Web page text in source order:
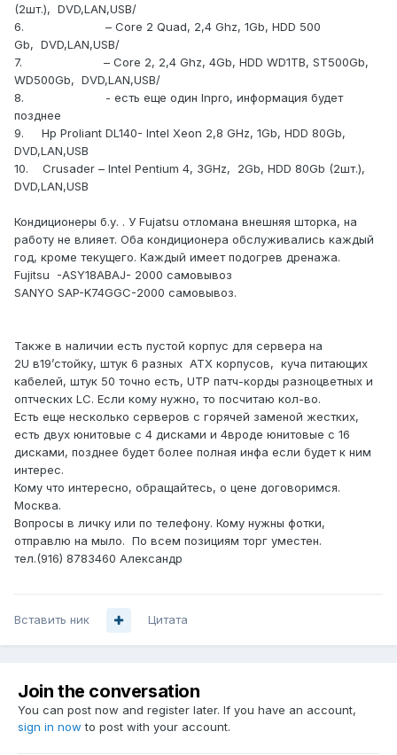
(2шт.), DVD,LAN,USB/
6. – Core 2 Quad, 2,4 Ghz, 1Gb, HDD 500
Gb, DVD,LAN,USB/
7. – Core 2, 2,4 Ghz, 4Gb, HDD WD1TB, ST500Gb,
WD500Gb, DVD,LAN,USB/
8. - есть еще один Inpro, информация будет
позднее
9. Hp Proliant DL140- Intel Xeon 2,8 GHz, 1Gb, HDD 80Gb,
DVD,LAN,USB
10. Crusader – Intel Pentium 4, 3GHz, 2Gb, HDD 80Gb (2шт.),
DVD,LAN,USB
Кондиционеры б.у. . У Fujatsu отломана внешняя шторка, на
работу не влияет. Оба кондиционера обслуживались каждый
год, кроме текущего. Каждый имеет подогрев дренажа.
Fujitsu -ASY18ABAJ- 2000 самовывоз
SANYO SAP-K74GGC-2000 самовывоз.
Также в наличии есть пустой корпус для сервера на
2U в19’стойку, штук 6 разных ATX корпусов, куча питающих
кабелей, штук 50 точно есть, UTP патч-корды разноцветных и
оптческих LC. Если кому нужно, то посчитаю кол-во.
Есть еще несколько серверов с горячей заменой жестких,
есть двух юнитовые с 4 дисками и 4вроде юнитовые с 16
дисками, позднее будет более полная инфа если будет к ним
интерес.
Кому что интересно, обращайтесь, о цене договоримся.
Москва.
Вопросы в личку или по телефону. Кому нужны фотки,
отправлю на мыло. По всем позициям торг уместен.
тел.(916) 8783460 Александр
Вставить ник Цитата
Join the conversation
You can post now and register later. If you have an account,
sign in now to post with your account.